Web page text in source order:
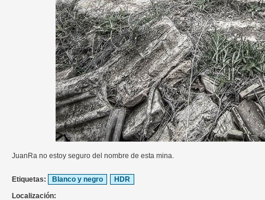
JuanRa no estoy seguro del nombre de esta mina.
Etiquetas: Blanco y negro
HDR
Localización: